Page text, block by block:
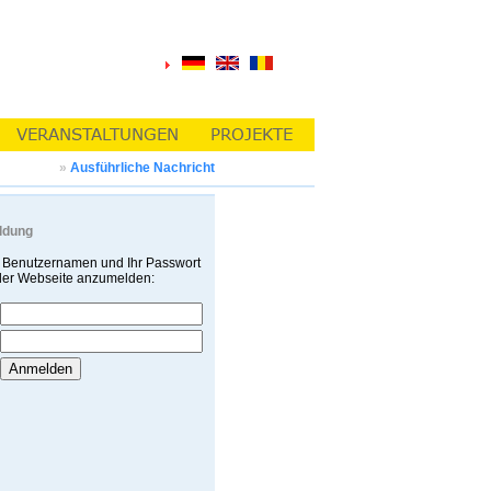
» Ausführliche Nachricht
und Ihr Passwort
Webseite anzumelden: